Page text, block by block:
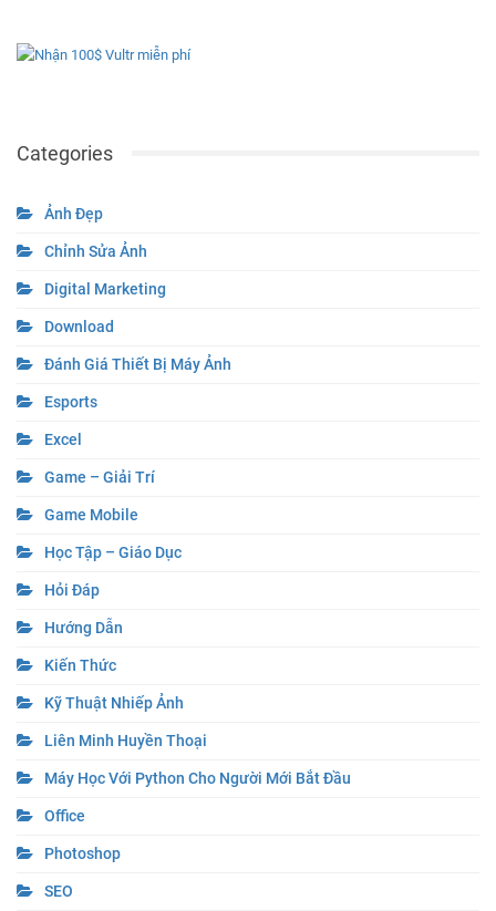
Categories
Ảnh Đẹp
Chỉnh Sửa Ảnh
Digital Marketing
Download
Đánh Giá Thiết Bị Máy Ảnh
Esports
Excel
Game – Giải Trí
Game Mobile
Học Tập – Giáo Dục
Hỏi Đáp
Hướng Dẫn
Kiến Thức
Kỹ Thuật Nhiếp Ảnh
Liên Minh Huyền Thoại
Máy Học Với Python Cho Người Mới Bắt Đầu
Office
Photoshop
SEO